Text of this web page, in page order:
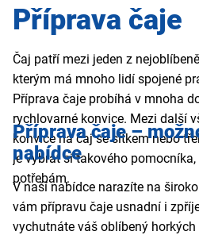
Příprava čaje
Čaj patří mezi jeden z
kterým má mnoho lidí spojené
Příprava čaje probíhá v mnoha
rychlovarné konvice. Mezi další
konvice na čaj se sítkem nebo
je vybrat si takového
potřebám.
Příprava čaje –
nabídce
V naší nabídce narazíte na
vám přípravu čaje usnadní i
vychutnáte váš oblíbený